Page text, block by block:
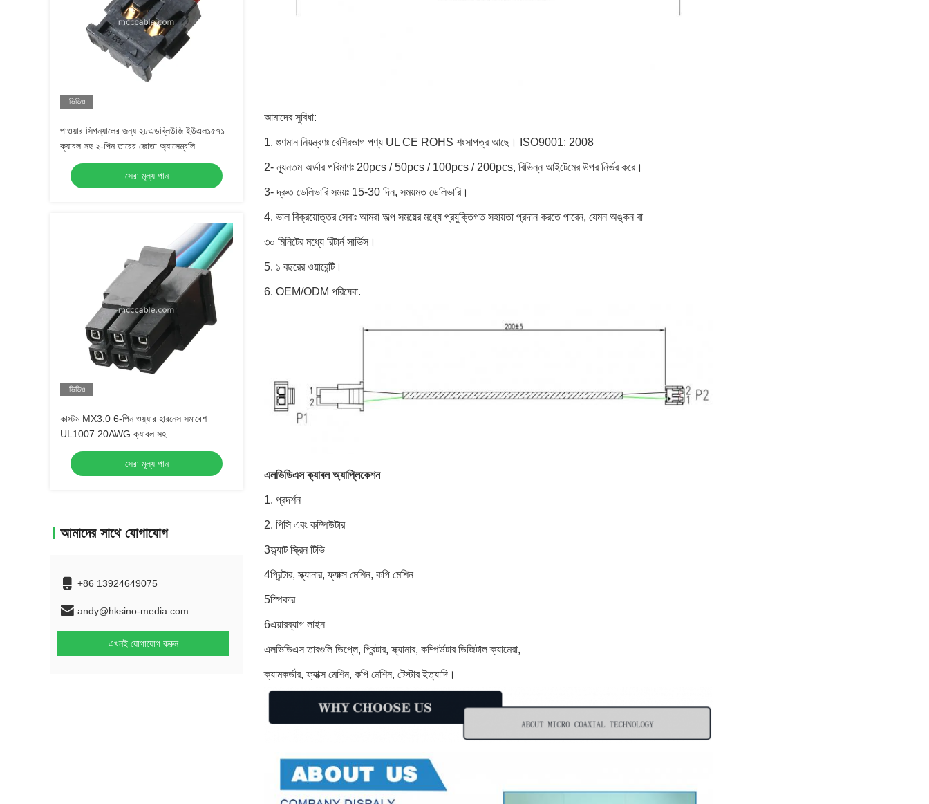
ভিডিও
পাওয়ার সিগন্যালের জন্য ২৮এডব্লিউজি ইউএল১৫৭১
ক্যাবল সহ ২-পিন তারের জোতা অ্যাসেম্বলি
সেরা মূল্য পান
ভিডিও
কাস্টম MX3.0 6-পিন ওয়্যার হারনেস সমাবেশ
UL1007 20AWG ক্যাবল সহ
সেরা মূল্য পান
আমাদের সাথে যোগাযোগ
+86 13924649075
andy@hksino-media.com
এখনই যোগাযোগ করুন
আমাদের সুবিধা:
1. গুণমান নিয়ন্ত্রণঃ বেশিরভাগ পণ্য UL CE ROHS শংসাপত্র আছে। ISO9001: 2008
2- ন্যূনতম অর্ডার পরিমাণঃ 20pcs / 50pcs / 100pcs / 200pcs, বিভিন্ন আইটেমের উপর নির্ভর করে।
3- দ্রুত ডেলিভারি সময়ঃ 15-30 দিন, সময়মত ডেলিভারি।
4. ভাল বিক্রয়োত্তর সেবাঃ আমরা অল্প সময়ের মধ্যে প্রযুক্তিগত সহায়তা প্রদান করতে পারেন, যেমন অঙ্কন বা
৩০ মিনিটের মধ্যে রিটার্ন সার্ভিস।
5. ১ বছরের ওয়ারেন্টি।
6. OEM/ODM পরিষেবা.
এলভিডিএস ক্যাবল অ্যাপ্লিকেশন
1. প্রদর্শন
2. পিসি এবং কম্পিউটার
3ফ্ল্যাট স্ক্রিন টিভি
4প্রিন্টার, স্ক্যানার, ফ্যাক্স মেশিন, কপি মেশিন
5স্পিকার
6এয়ারব্যাগ লাইন
এলভিডিএস তারগুলি ডিপ্লে, প্রিন্টার, স্ক্যানার, কম্পিউটার ডিজিটাল ক্যামেরা,
ক্যামকর্ডার, ফ্যাক্স মেশিন, কপি মেশিন, টেস্টার ইত্যাদি।